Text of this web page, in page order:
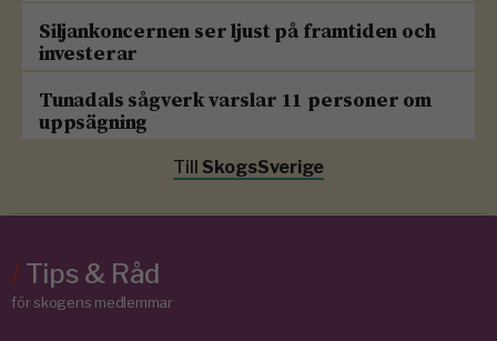
Siljankoncernen ser ljust på framtiden och
investerar
Tunadals sågverk varslar 11 personer om
uppsägning
Till SkogsSverige
/Tips & Råd
för skogens medlemmar